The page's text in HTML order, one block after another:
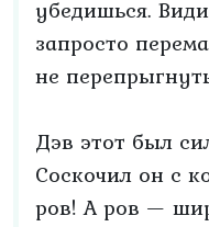
убедишься.
запросто
не
Дэв этот был
Соскочил он с
ров! А ров —